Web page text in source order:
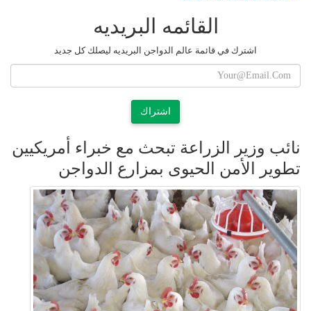
القائمه البريديه
اشترك في قائمة عالم الدواجن البريديه ليصلك كل جديد
اشتراك
نائب وزير الزراعة تبحث مع خبراء أمريكيين
تطوير الأمن الحيوى بمزارع الدواجن